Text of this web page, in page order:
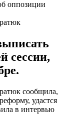
сессии,
сообщила,
удастся
в интервью